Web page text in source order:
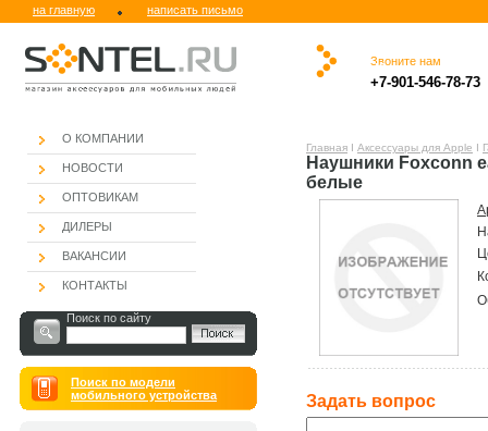
на главную написать письмо
Звоните нам
..ю
..
.+7-901-546-78-73
.
О КОМПАНИИ
НОВОСТИ
ОПТОВИКАМ
ДИЛЕРЫ
ВАКАНСИИ
КОНТАКТЫ
Поиск по сайту
Поиск по модели
мобильного устройства
Главная Ι Аксессуары для Apple Ι
Наушники Foxconn
белые
Задать вопроc